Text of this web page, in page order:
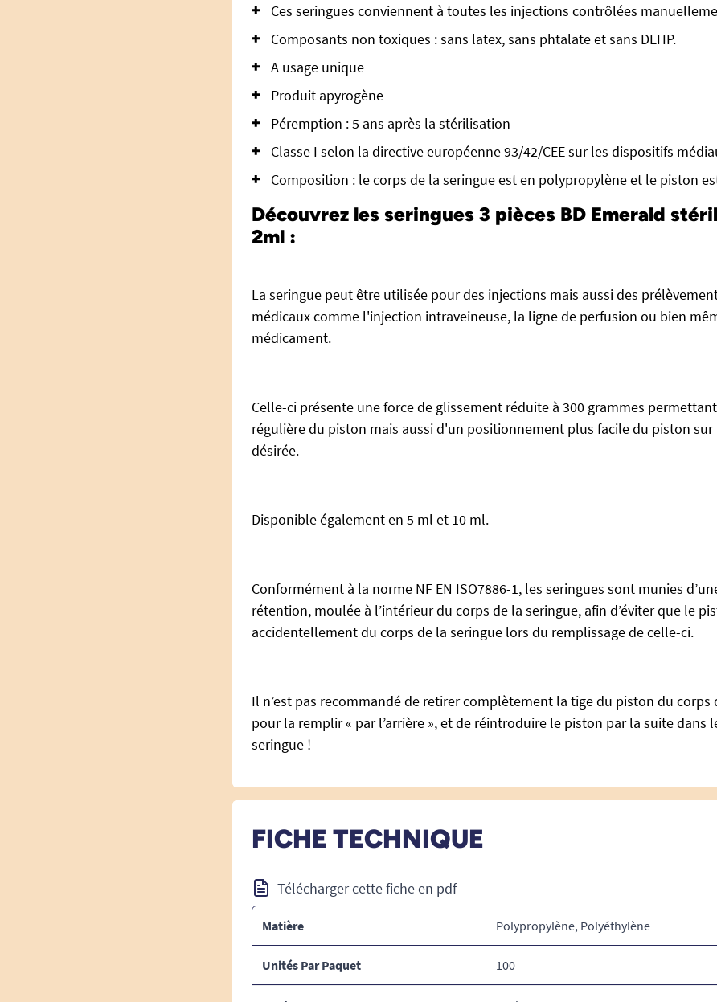
Ces seringues conviennent à toutes les injections contrôlées
Composants non toxiques : sans latex, sans phtalate et sans DEHP.
A usage unique
Produit apyrogène
Péremption : 5 ans après la stérilisation
Classe I selon la directive européenne 93/42/CEE sur les dispositifs
Composition : le corps de la seringue est en polypropylène et le piston
Découvrez les seringues 3 pièces BD Emerald
2ml :
La seringue peut être utilisée pour des injections mais aussi des
médicaux comme l'injection intraveineuse, la ligne de perfusion ou bien
médicament.
Celle-ci présente une force de glissement réduite à 300 grammes
régulière du piston mais aussi d'un positionnement plus facile du piston
désirée.
Disponible également en 5 ml et 10 ml.
Conformément à la norme NF EN ISO7886-1, les seringues sont munies
rétention, moulée à l’intérieur du corps de la seringue, afin d’éviter que le
accidentellement du corps de la seringue lors du remplissage de celle-ci.
Il n’est pas recommandé de retirer complètement la tige du piston du corps
pour la remplir « par l’arrière », et de réintroduire le piston par la suite dans
seringue !
FICHE TECHNIQUE
Télécharger cette fiche en pdf
Matière Polypropylène, Polyéthylène
Unités Par Paquet 100